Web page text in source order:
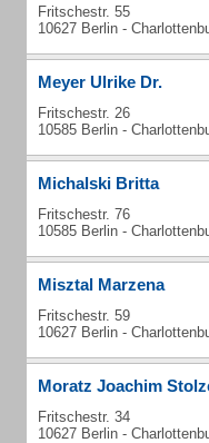
Fritschestr. 55
10627 Berlin -
Meyer Ulrike Dr.
Fritschestr. 26
10585 Berlin -
Michalski Britta
Fritschestr. 76
10585 Berlin -
Misztal Marzena
Fritschestr. 59
10627 Berlin -
Moratz Joachim
Fritschestr. 34
10627 Berlin -